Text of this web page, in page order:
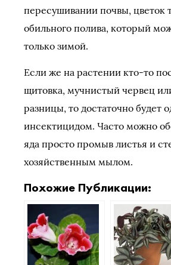
пересушивании почвы, цветок
обильного полива, который
только зимой.
Если же на растении кто-то
щитовка, мучнистый червец
разницы, то достаточно будет
инсектицидом. Часто можно
яда просто промыв листья и
хозяйственным мылом.
Похожие Публикации: